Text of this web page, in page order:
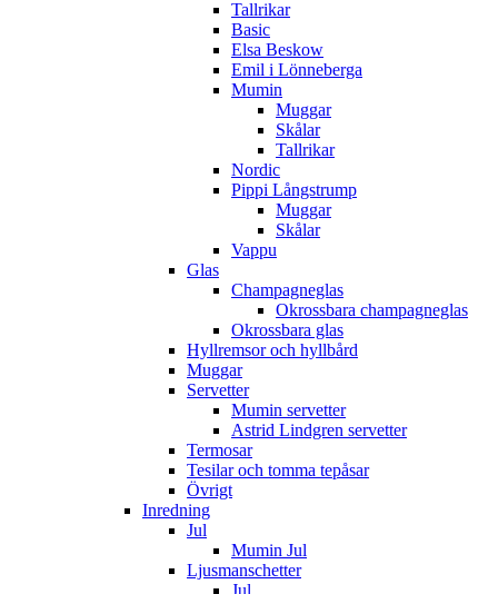
Tallrikar
Basic
Elsa Beskow
Emil i Lönneberga
Mumin
Muggar
Skålar
Tallrikar
Nordic
Pippi Långstrump
Muggar
Skålar
Vappu
Glas
Champagneglas
Okrossbara champagneglas
Okrossbara glas
Hyllremsor och hyllbård
Muggar
Servetter
Mumin servetter
Astrid Lindgren servetter
Termosar
Tesilar och tomma tepåsar
Övrigt
Inredning
Jul
Mumin Jul
Ljusmanschetter
Jul